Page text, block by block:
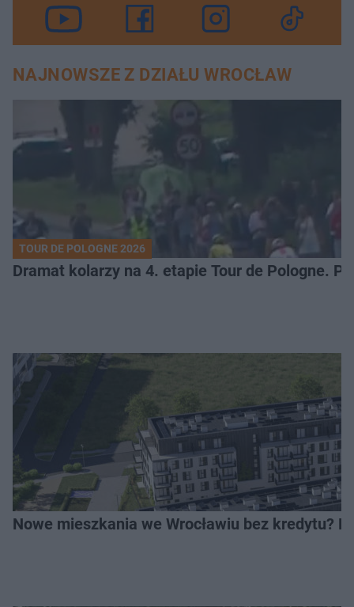
NAJNOWSZE Z DZIAŁU WROCŁAW
TOUR DE POLOGNE 2026
Dramat kolarzy na 4. etapie Tour de Pologne.
Nowe mieszkania we Wrocławiu bez kredytu?